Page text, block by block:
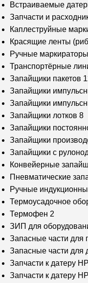
Встраиваемые
Запчасти и
Каплеструйные
Красящие ленты
Ручные маркираторы
Транспортёрные
Запайщики пакетов
Запайщики
Запайщики
Запайщики лотков 8
Запайщики
Запайщики
Запайщики с
Конвейерные
Пневматические
Ручные
Термоусадочное
Термофен 2
ЗИП для
Запасные части для
Запасные части для
Запчасти к датеру
Запчасти к датеру